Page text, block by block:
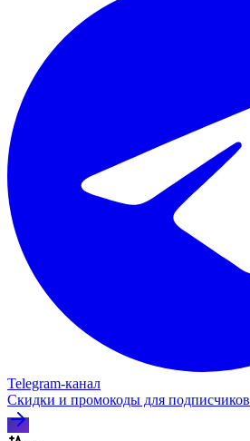
Telegram‑канал
Скидки и промокоды для подписчиков